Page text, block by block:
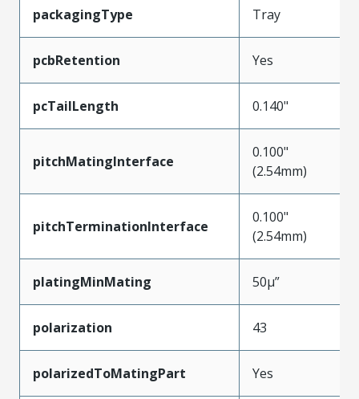
packagingType Tray
pcbRetention Yes
pcTailLength 0.140"
pitchMatingInterface
0.100"
(2.54mm)
pitchTerminationInterface
0.100"
(2.54mm)
platingMinMating 50µ”
polarization 43
polarizedToMatingPart Yes